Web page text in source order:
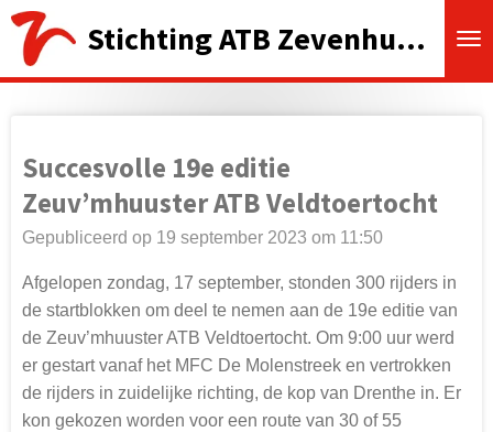
Ga
direct
naar
Stichting ATB Zevenhuizen
Succesvolle 19e editie
Zeuv’mhuuster ATB Veldtoertocht
Gepubliceerd op 19 september 2023 om 11:50
Afgelopen zondag, 17 september, stonden 300 rijders in
de startblokken om deel te nemen aan de 19e editie van
de Zeuv’mhuuster ATB Veldtoertocht. Om 9:00 uur werd
er gestart vanaf het MFC De Molenstreek en vertrokken
de rijders in zuidelijke richting, de kop van Drenthe in. Er
kon gekozen worden voor een route van 30 of 55